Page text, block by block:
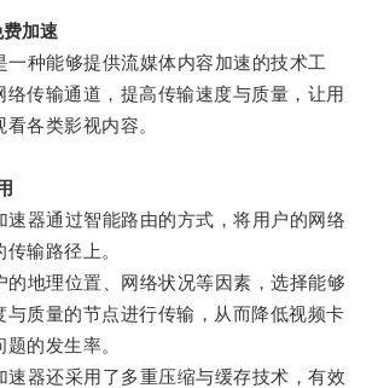
加速
种能够提供流媒体内容加速的技术工
络传输通道，提高传输速度与质量，让用
各类影视内容。
器通过智能路由的方式，将用户的网络
输路径上。
地理位置、网络状况等因素，选择能够
与质量的节点进行传输，从而降低视频卡
的发生率。
器还采用了多重压缩与缓存技术，有效